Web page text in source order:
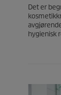
Det er
hygienisk